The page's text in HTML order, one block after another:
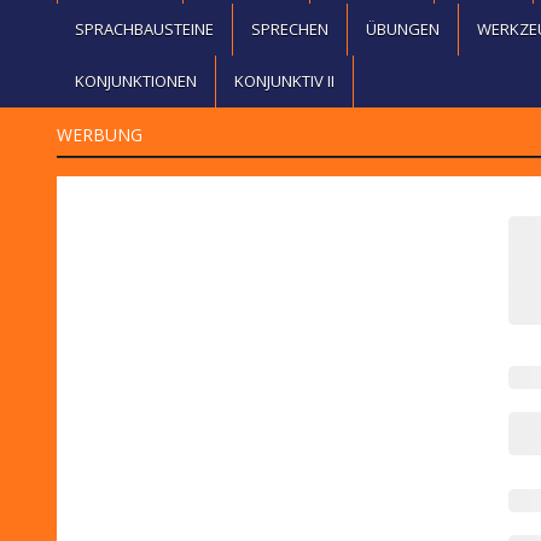
SPRACHBAUSTEINE SPRECHEN ÜBUNGEN
KONJUNKTIONEN KONJUNKTIV II
WERBUNG